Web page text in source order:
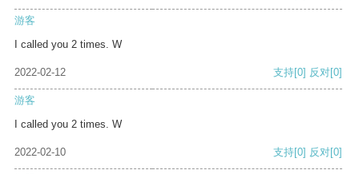
游客
I called you 2 times. W
2022-02-12 支持[0] 反对[0]
游客
I called you 2 times. W
2022-02-10 支持[0] 反对[0]